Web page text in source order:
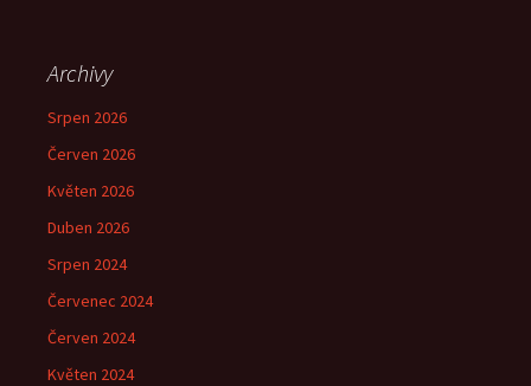
Archivy
Srpen 2026
Červen 2026
Květen 2026
Duben 2026
Srpen 2024
Červenec 2024
Červen 2024
Květen 2024